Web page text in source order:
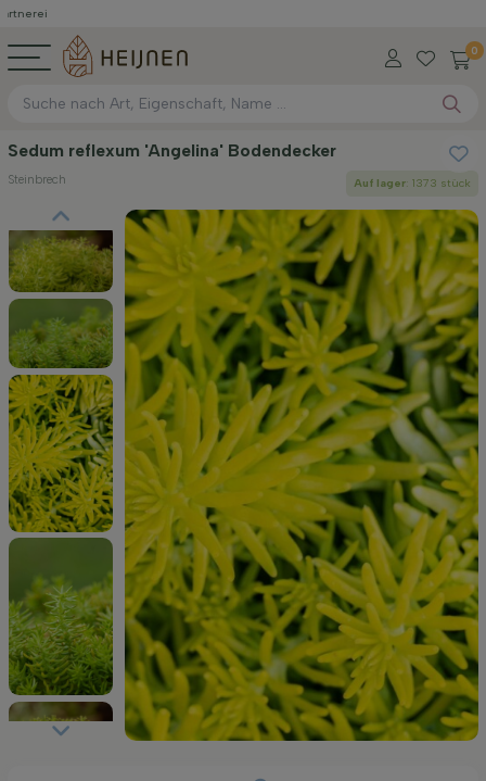
0
Sedum reflexum 'Angelina' Bodendecker
Steinbrech Auf lager: 1373 stück